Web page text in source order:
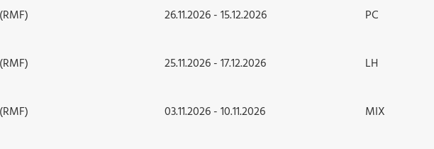
26.11.2026 - 15.12.2026 PC
25.11.2026 - 17.12.2026 LH
03.11.2026 - 10.11.2026 MIX